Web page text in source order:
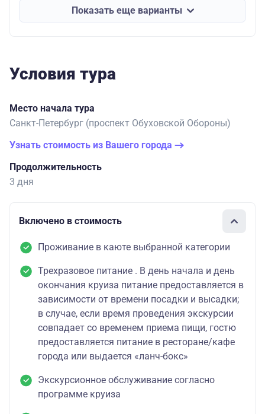
Показать еще варианты
Условия тура
Место начала тура
Санкт-Петербург (проспект Обуховской Обороны)
Узнать стоимость из Вашего города
Продолжительность
3 дня
Включено в стоимость
Проживание в каюте выбранной категории
Трехразовое питание . В день начала и день
окончания круиза питание предоставляется в
зависимости от времени посадки и высадки;
в случае, если время проведения экскурсии
совпадает со временем приема пищи, гостю
предоставляется питание в ресторане/кафе
города или выдается «ланч-бокс»
Экскурсионное обслуживание согласно
программе круиза